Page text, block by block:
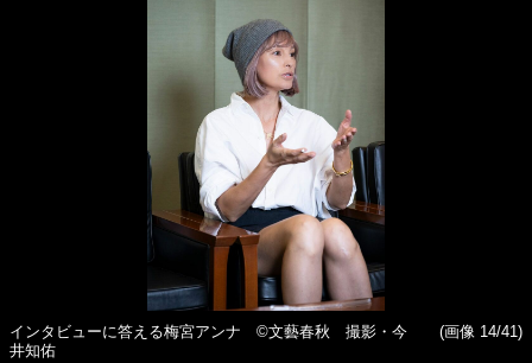
インタビューに答える梅宮アンナ ©文藝春秋 撮影・今
井知佑
(画像 14/41)